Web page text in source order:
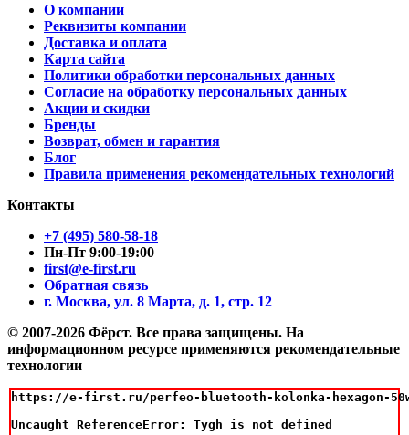
О компании
Реквизиты компании
Доставка и оплата
Карта сайта
Политики обработки персональных данных
Согласие на обработку персональных данных
Акции и скидки
Бренды
Возврат, обмен и гарантия
Блог
Правила применения рекомендательных технологий
Контакты
+7 (495) 580-58-18
Пн-Пт 9:00-19:00
first@e-first.ru
Обратная связь
г. Москва, ул. 8 Марта, д. 1, стр. 12
© 2007-2026 Фёрст. Все права защищены. На
информационном ресурсе применяются рекомендательные
технологии
https://e-first.ru/perfeo-bluetooth-kolonka-hexagon-
Uncaught ReferenceError: Tygh is not defined